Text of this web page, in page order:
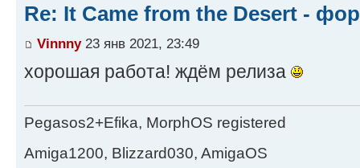
Re: It Came from the Desert -
Vinnny23 янв 2021, 23:49
хорошая работа! ждём релиза
Pegasos2+Efika, MorphOS registered
Amiga1200, Blizzard030, AmigaOS